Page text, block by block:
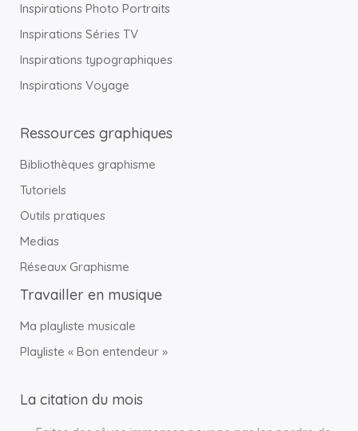
Inspirations Photo Portraits
Inspirations Séries TV
Inspirations typographiques
Inspirations Voyage
Ressources graphiques
Bibliothèques graphisme
Tutoriels
Outils pratiques
Medias
Réseaux Graphisme
Travailler en musique
Ma playliste musicale
Playliste « Bon entendeur »
La citation du mois